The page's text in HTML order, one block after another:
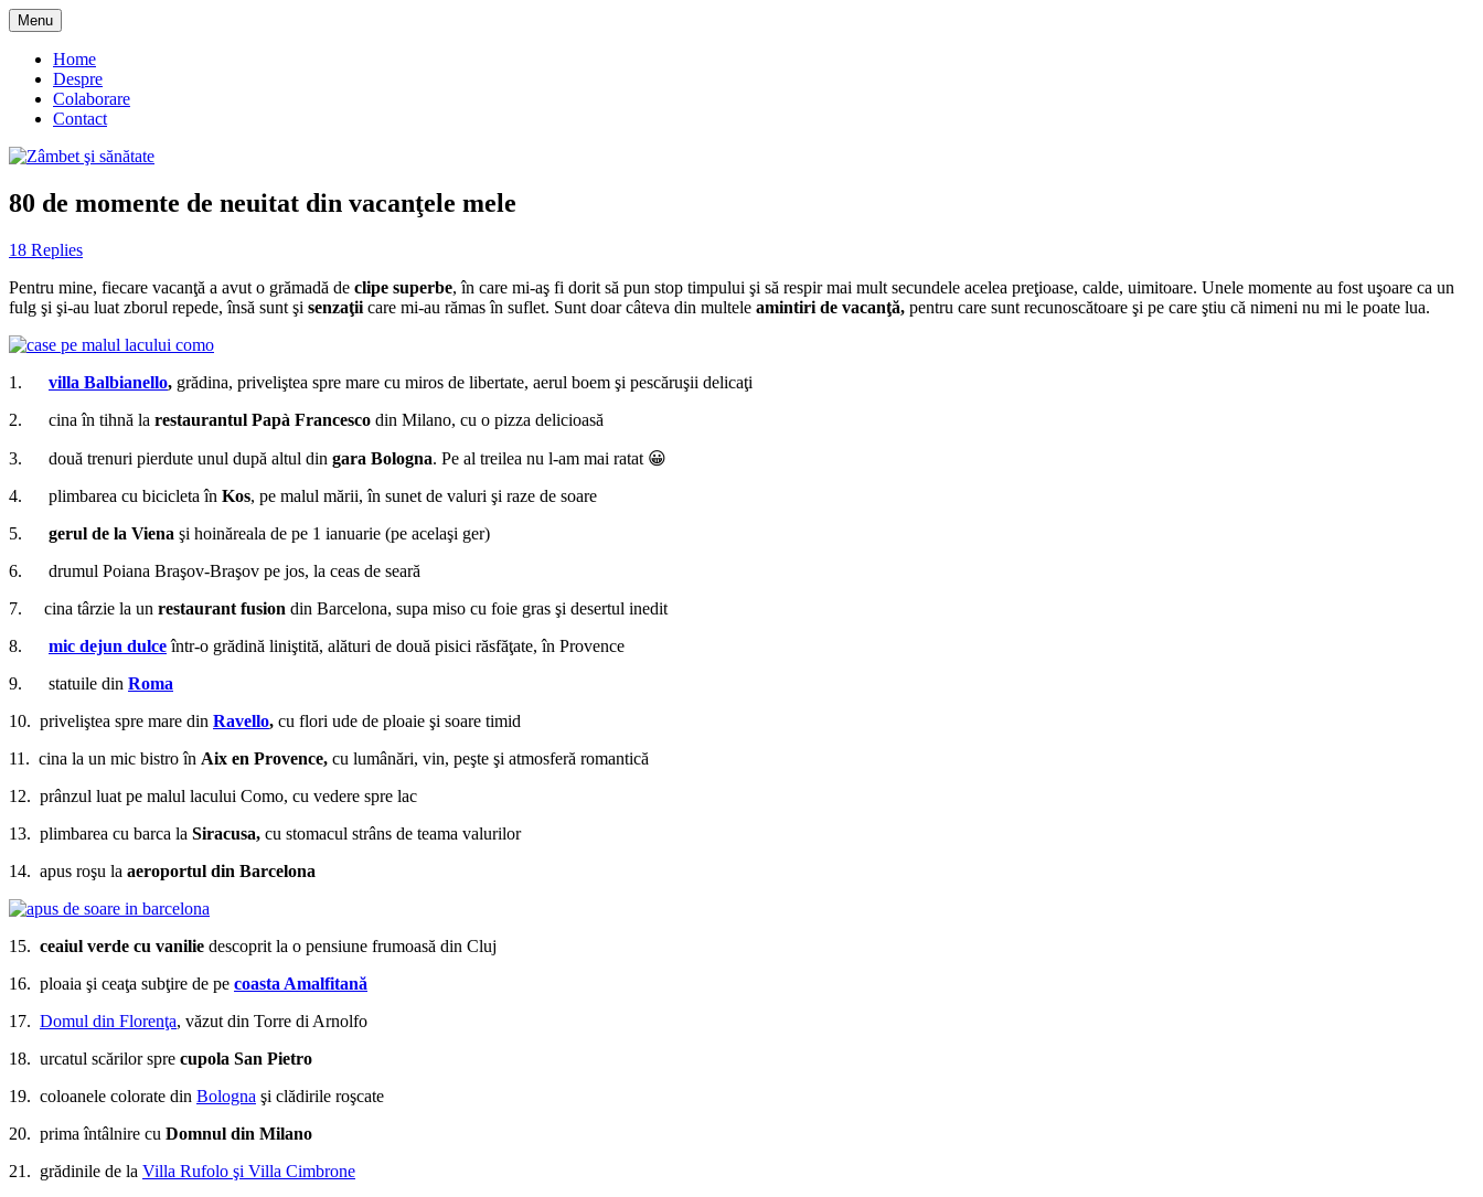
Skip
to
content
Zâmbet şi sănătate
Menu
Home
Despre
Colaborare
Contact
80 de momente de neuitat din vacanţele mele
18 Replies
Pentru mine, fiecare vacanţă a avut o grămadă de clipe superbe, în care mi-aş fi dorit să pun stop timpului şi să respir mai mult secundele acelea preţioase, calde, uimitoare. Unele momente au fost uşoare ca un
fulg şi şi-au luat zborul repede, însă sunt şi senzaţii care mi-au rămas în suflet. Sunt doar câteva din multele amintiri de vacanţă, pentru care sunt recunoscătoare şi pe care ştiu că nimeni nu mi le poate lua.
1. villa Balbianello, grădina, priveliştea spre mare cu miros de libertate, aerul boem şi pescăruşii delicaţi
2. cina în tihnă la restaurantul Papà Francesco din Milano, cu o pizza delicioasă
3. două trenuri pierdute unul după altul din gara Bologna. Pe al treilea nu l-am mai ratat 😀
4. plimbarea cu bicicleta în Kos, pe malul mării, în sunet de valuri şi raze de soare
5. gerul de la Viena şi hoinăreala de pe 1 ianuarie (pe acelaşi ger)
6. drumul Poiana Braşov-Braşov pe jos, la ceas de seară
7. cina târzie la un restaurant fusion din Barcelona, supa miso cu foie gras şi desertul inedit
8. mic dejun dulceîntr-o grădină liniştită, alături de două pisici răsfăţate, în Provence
9. statuile din Roma
10. priveliştea spre mare din Ravello, cu flori ude de ploaie şi soare timid
11. cina la un mic bistro în Aix en Provence, cu lumânări, vin, peşte şi atmosferă romantică
12. prânzul luat pe malul lacului Como, cu vedere spre lac
13. plimbarea cu barca la Siracusa, cu stomacul strâns de teama valurilor
14. apus roşu la aeroportul din Barcelona
15. ceaiul verde cu vanilie descoprit la o pensiune frumoasă din Cluj
16. ploaia şi ceaţa subţire de pe coasta Amalfitană
17. Domul din Florenţa, văzut din Torre di Arnolfo
18. urcatul scărilor spre cupola San Pietro
19. coloanele colorate din Bologna şi clădirile roşcate
20. prima întâlnire cu Domnul din Milano
21. grădinile de la Villa Rufolo şi Villa Cimbrone